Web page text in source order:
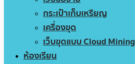
กระเป๋าเก็บเหรียญ
เครื่องขุด
เว็บขุดแบบ Cloud Mining
ห้องเรียน